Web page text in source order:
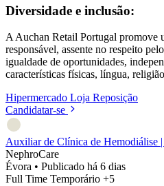
Diversidade e inclusão:
A Auchan Retail Portugal promove
responsável, assente no respeito
igualdade de oportunidades,
características físicas, língua,
Hipermercado Loja Reposição
Candidatar-se
Auxiliar de Clínica de Hemodiálise
NephroCare
Évora • Publicado há 6 dias
Full Time Temporário +5